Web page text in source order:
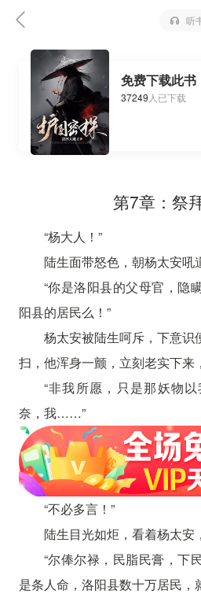
听
免费下载此
37249 人已下载
第7章：祭
“杨大人！”
陆生面带怒色，朝杨太安吼
“你是洛阳县的父母官，隐
阳县的居民么！”
杨太安被陆生呵斥，下意识
扫，他浑身一颤，立刻老实下来
“非我所愿，只是那妖物
奈，我……”
“不必多言！”
陆生目光如炬，看着杨太安
“尔俸尔禄，民脂民膏，下
是条人命，洛阳县数十万居民，